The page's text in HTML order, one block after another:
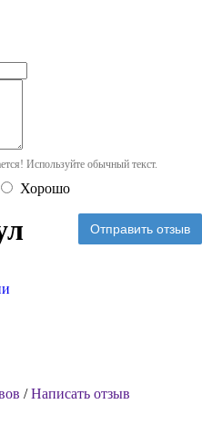
Используйте обычный текст.
Хорошо
Отправить отзыв
/Написать отзыв